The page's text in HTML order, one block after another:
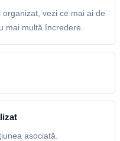
vezi ce mai ai de
mai multă încredere.
asociată.